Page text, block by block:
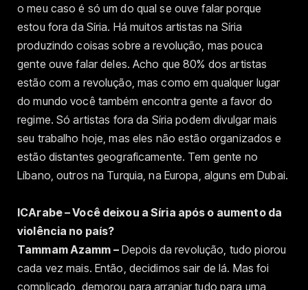
o meu caso é só um do qual se ouve falar porque
estou fora da Síria. Há muitos artistas na Síria
produzindo coisas sobre a revolução, mas pouca
gente ouve falar deles. Acho que 80% dos artistas
estão com a revolução, mas como em qualquer lugar
do mundo você também encontra gente a favor do
regime. Só artistas fora da Síria podem divulgar mais
seu trabalho hoje, mas eles não estão organizados e
estão distantes geograficamente. Tem gente no
Líbano, outros na Turquia, na Europa, alguns em Dubai.
ICArabe – Você deixou a Síria após o aumento da
violência no país?
Tammam Azamm –Depois da revolução, tudo piorou
cada vez mais. Então, decidimos sair de lá. Mas foi
complicado, demorou para arranjar tudo para uma